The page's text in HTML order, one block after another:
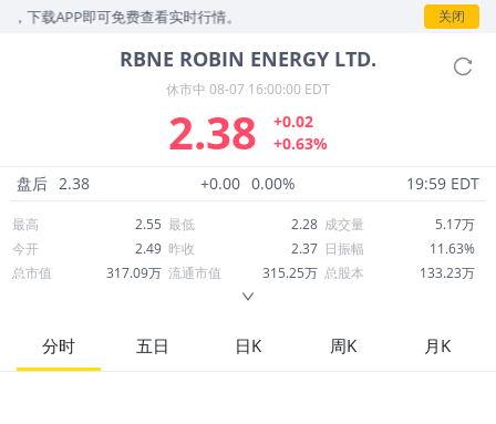
下载APP即可免费查看实时行情。 关闭
RBNE ROBIN ENERGY LTD.
休市中 08-07 16:00:00 EDT
2.38
+0.02
+0.63%
盘后 2.38 +0.00 0.00% 19:59 EDT
最高 2.55 最低 2.28 成交量
5.17万
今开
2.49 昨收 2.37 日振幅
11.63%
总市值
317.09万 流通市值 315.25万 总股本
133.23万
52周最高
374.25 市盈率
5.96
股息
分时 五日 日K 周K 月K